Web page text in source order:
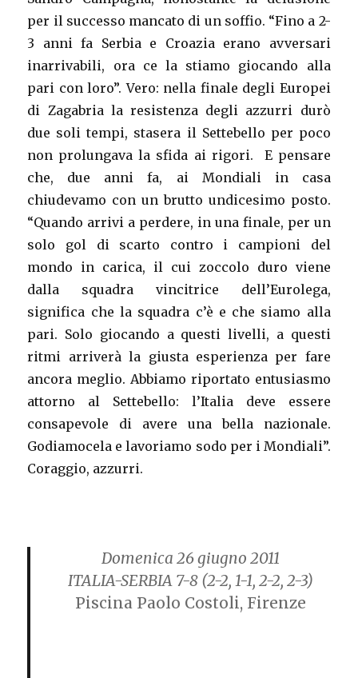
per il successo mancato di un soffio. “Fino a 2-
3 anni fa Serbia e Croazia erano avversari
inarrivabili, ora ce la stiamo giocando alla
pari con loro”. Vero: nella finale degli Europei
di Zagabria la resistenza degli azzurri durò
due soli tempi, stasera il Settebello per poco
non prolungava la sfida ai rigori. E pensare
che, due anni fa, ai Mondiali in casa
chiudevamo con un brutto undicesimo posto.
“Quando arrivi a perdere, in una finale, per un
solo gol di scarto contro i campioni del
mondo in carica, il cui zoccolo duro viene
dalla squadra vincitrice dell’Eurolega,
significa che la squadra c’è e che siamo alla
pari. Solo giocando a questi livelli, a questi
ritmi arriverà la giusta esperienza per fare
ancora meglio. Abbiamo riportato entusiasmo
attorno al Settebello: l’Italia deve essere
consapevole di avere una bella nazionale.
Godiamocela e lavoriamo sodo per i Mondiali”.
Coraggio, azzurri.
Domenica 26 giugno 2011
ITALIA-SERBIA 7-8(2-2, 1-1, 2-2, 2-3)
Piscina Paolo Costoli, Firenze